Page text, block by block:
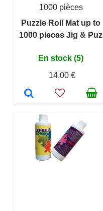
1000 pièces
Puzzle Roll Mat up to
1000 pieces Jig & Puz
En stock (5)
14,00 €